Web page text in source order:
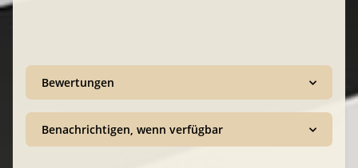
Bewertungen
Benachrichtigen, wenn verfügbar